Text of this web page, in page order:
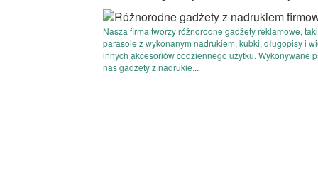
Nasza firma tworzy różnorodne gadżety reklamowe,
parasole z wykonanym nadrukiem, kubki, długopisy i
innych akcesoriów codziennego użytku. Wykonywane
nas gadżety z nadrukie...